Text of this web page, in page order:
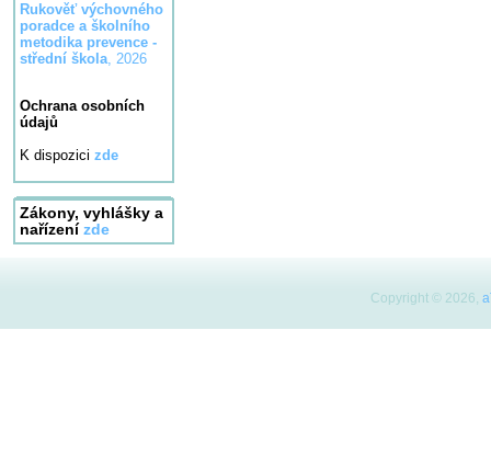
Rukověť výchovného
poradce a školního
metodika prevence -
střední škola, 2026
Ochrana osobních
údajů
K dispozici zde
Zákony, vyhlášky a
nařízení zde
Copyright © 2026,